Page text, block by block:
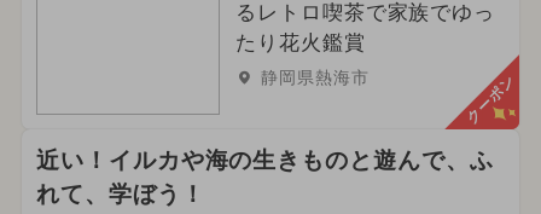
るレトロ喫茶で家族でゆっ
たり花火鑑賞
静岡県熱海市 クーポン
近い！イルカや海の生きものと遊んで、ふ
れて、学ぼう！